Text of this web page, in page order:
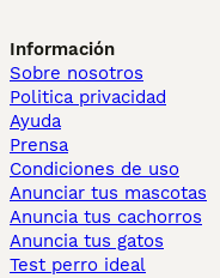
Información
Sobre nosotros
Politica privacidad
Ayuda
Prensa
Condiciones de uso
Anunciar tus mascotas
Anuncia tus cachorros
Anuncia tus gatos
Test perro ideal